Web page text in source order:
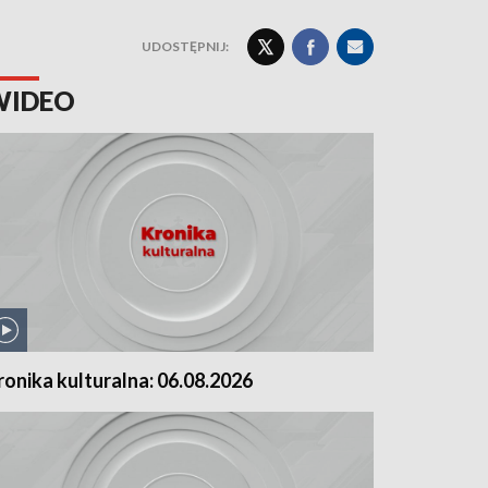
UDOSTĘPNIJ:
kulturalna: 06.08.2026